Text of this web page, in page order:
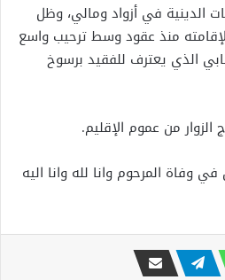
الدينية في أزواد ومالي، وظل
لإقامته منذ عقود وسط ترحيب واسع
الذي يعترف للفقيد برسوخ
من عموم الإقليم.
وفاة المرحوم وانا لله وانا اليه